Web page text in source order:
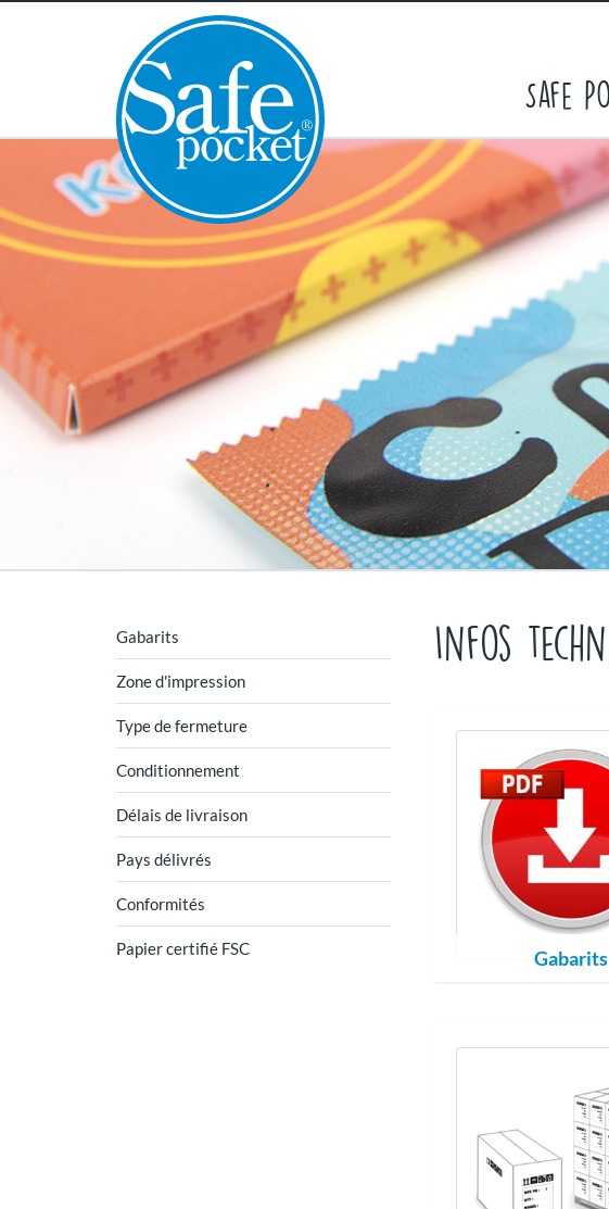
Safe
Gabarits
Zone d'impression
Type de fermeture
Conditionnement
Délais de livraison
Pays délivrés
Conformités
Papier certifié FSC
Infos
Gabarits